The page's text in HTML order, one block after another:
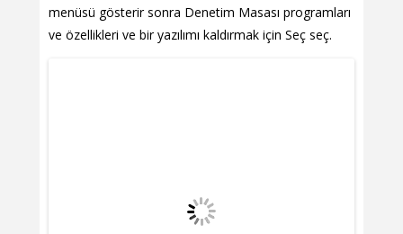
menüsü gösterir sonra Denetim Masası programları
ve özellikleri ve bir yazılımı kaldırmak için Seç seç.